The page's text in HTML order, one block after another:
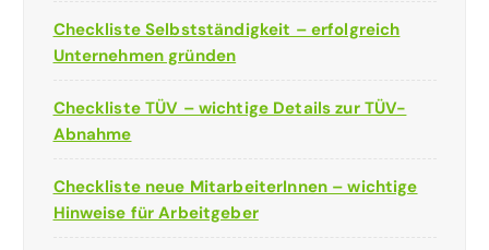
Checkliste Selbstständigkeit – erfolgreich
Unternehmen gründen
Checkliste TÜV – wichtige Details zur TÜV-
Abnahme
Checkliste neue MitarbeiterInnen – wichtige
Hinweise für Arbeitgeber